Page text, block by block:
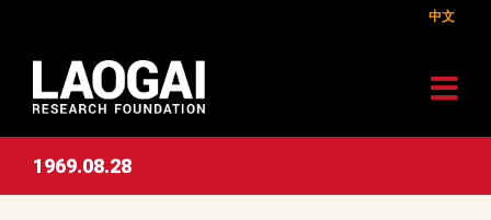
中文
1969.08.28